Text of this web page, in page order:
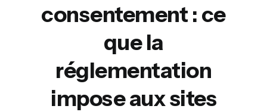
consentement : ce
que la
réglementation
impose aux sites